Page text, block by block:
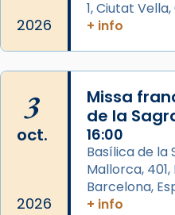
Acompanyant la
partir de l’Edat
que les santes
Semproniana
eterna”) són
frare Joan Gaspar
que les santes són
Mataró en
Foto
2026
1, Ciutat
+ info
3
oct.
2026
Missa
de la
16:00
Basílica de la
Mallorca, 401,
Barcelona,
+ info